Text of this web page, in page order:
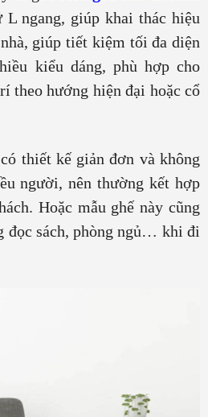
L ngang, giúp khai thác hiệu
giúp tiết kiệm tối đa diện
kiểu dáng, phù hợp cho
theo hướng hiện đại hoặc cổ
thiết kế giản đơn và không
người, nên thường kết hợp
Hoặc mẫu ghế này cũng
đọc sách, phòng ngủ… khi đi